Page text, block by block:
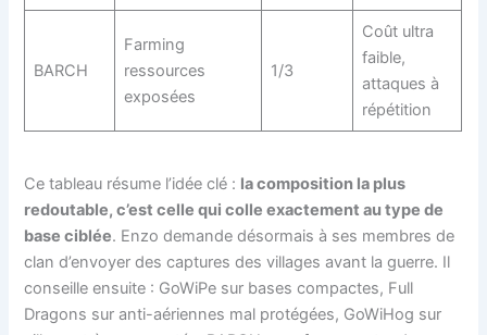
BARCH
Farming
ressources
exposées
1/3
Coût ultra
faible,
attaques à
répétition
Ce tableau résume l’idée clé : la composition la plus
redoutable, c’est celle qui colle exactement au type de
base ciblée. Enzo demande désormais à ses membres de
clan d’envoyer des captures des villages avant la guerre. Il
conseille ensuite : GoWiPe sur bases compactes, Full
Dragons sur anti-aériennes mal protégées, GoWiHog sur